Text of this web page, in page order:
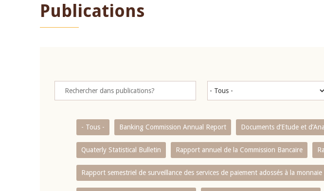
Publications
- Tous - Banking Commission Annual Report Documents d’Etude et
Quaterly Statistical Bulletin Rapport annuel de la Commission Bancaire
Rapport semestriel de surveillance des services de paiement adossés à la